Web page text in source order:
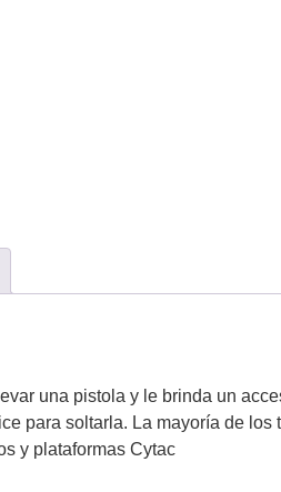
una pistola y le brinda un
para soltarla. La mayoría de
y plataformas Cytac